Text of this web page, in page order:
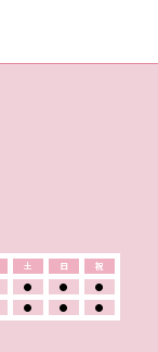
土 日
祝
● ●
●
● ● ●